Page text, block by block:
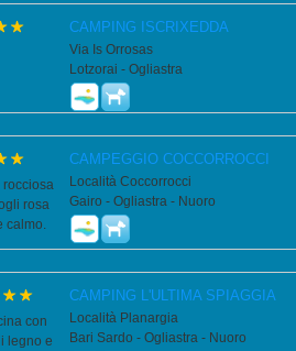
CAMPING ISCRIXEDDA
Via Is Orrosas
Lotzorai - Ogliastra
CAMPEGGIO COCCORROCCI
Località Coccorrocci
Gairo - Ogliastra - Nuoro
CAMPING L'ULTIMA SPIAGGIA
Località Planargia
Bari Sardo - Ogliastra - Nuoro